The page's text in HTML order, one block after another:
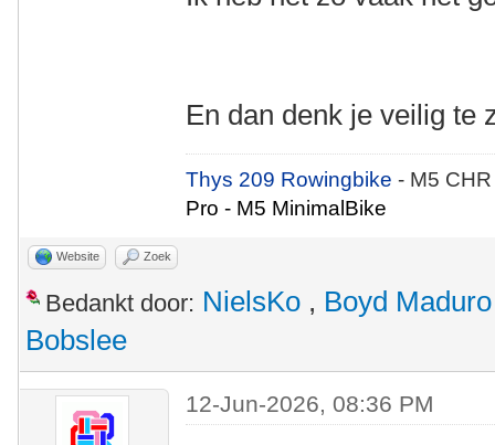
En dan denk je veilig te
Thys 209 Rowingbike- M5
Pro - M5 MinimalBike
Website Zoek
Bedankt door: NielsKo , Boyd Maduro
Bobslee
12-Jun-2026, 08:36 PM